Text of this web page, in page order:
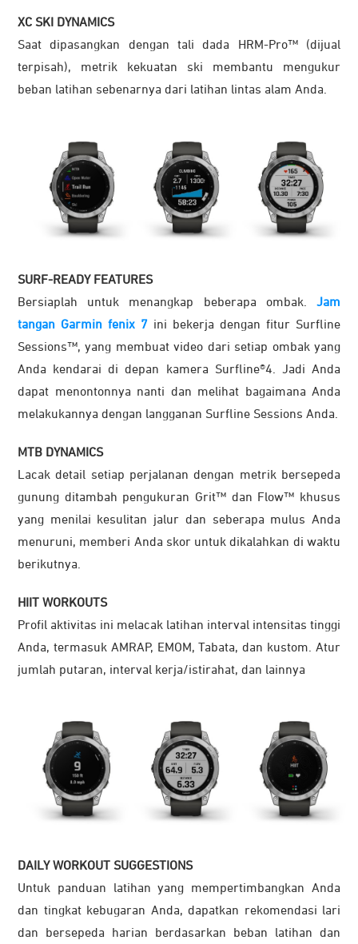
XC SKI DYNAMICS
Saat dipasangkan dengan tali dada HRM-Pro™ (dijual
terpisah), metrik kekuatan ski membantu mengukur
beban latihan sebenarnya dari latihan lintas alam Anda.
SURF-READY FEATURES
Bersiaplah untuk menangkap beberapa ombak. Jam
tangan Garmin fenix 7 ini bekerja dengan fitur Surfline
Sessions™, yang membuat video dari setiap ombak yang
Anda kendarai di depan kamera Surfline®4. Jadi Anda
dapat menontonnya nanti dan melihat bagaimana Anda
melakukannya dengan langganan Surfline Sessions Anda.
MTB DYNAMICS
Lacak detail setiap perjalanan dengan metrik bersepeda
gunung ditambah pengukuran Grit™ dan Flow™ khusus
yang menilai kesulitan jalur dan seberapa mulus Anda
menuruni, memberi Anda skor untuk dikalahkan di waktu
berikutnya.
HIIT WORKOUTS
Profil aktivitas ini melacak latihan interval intensitas tinggi
Anda, termasuk AMRAP, EMOM, Tabata, dan kustom. Atur
jumlah putaran, interval kerja/istirahat, dan lainnya
DAILY WORKOUT SUGGESTIONS
Untuk panduan latihan yang mempertimbangkan Anda
dan tingkat kebugaran Anda, dapatkan rekomendasi lari
dan bersepeda harian berdasarkan beban latihan dan